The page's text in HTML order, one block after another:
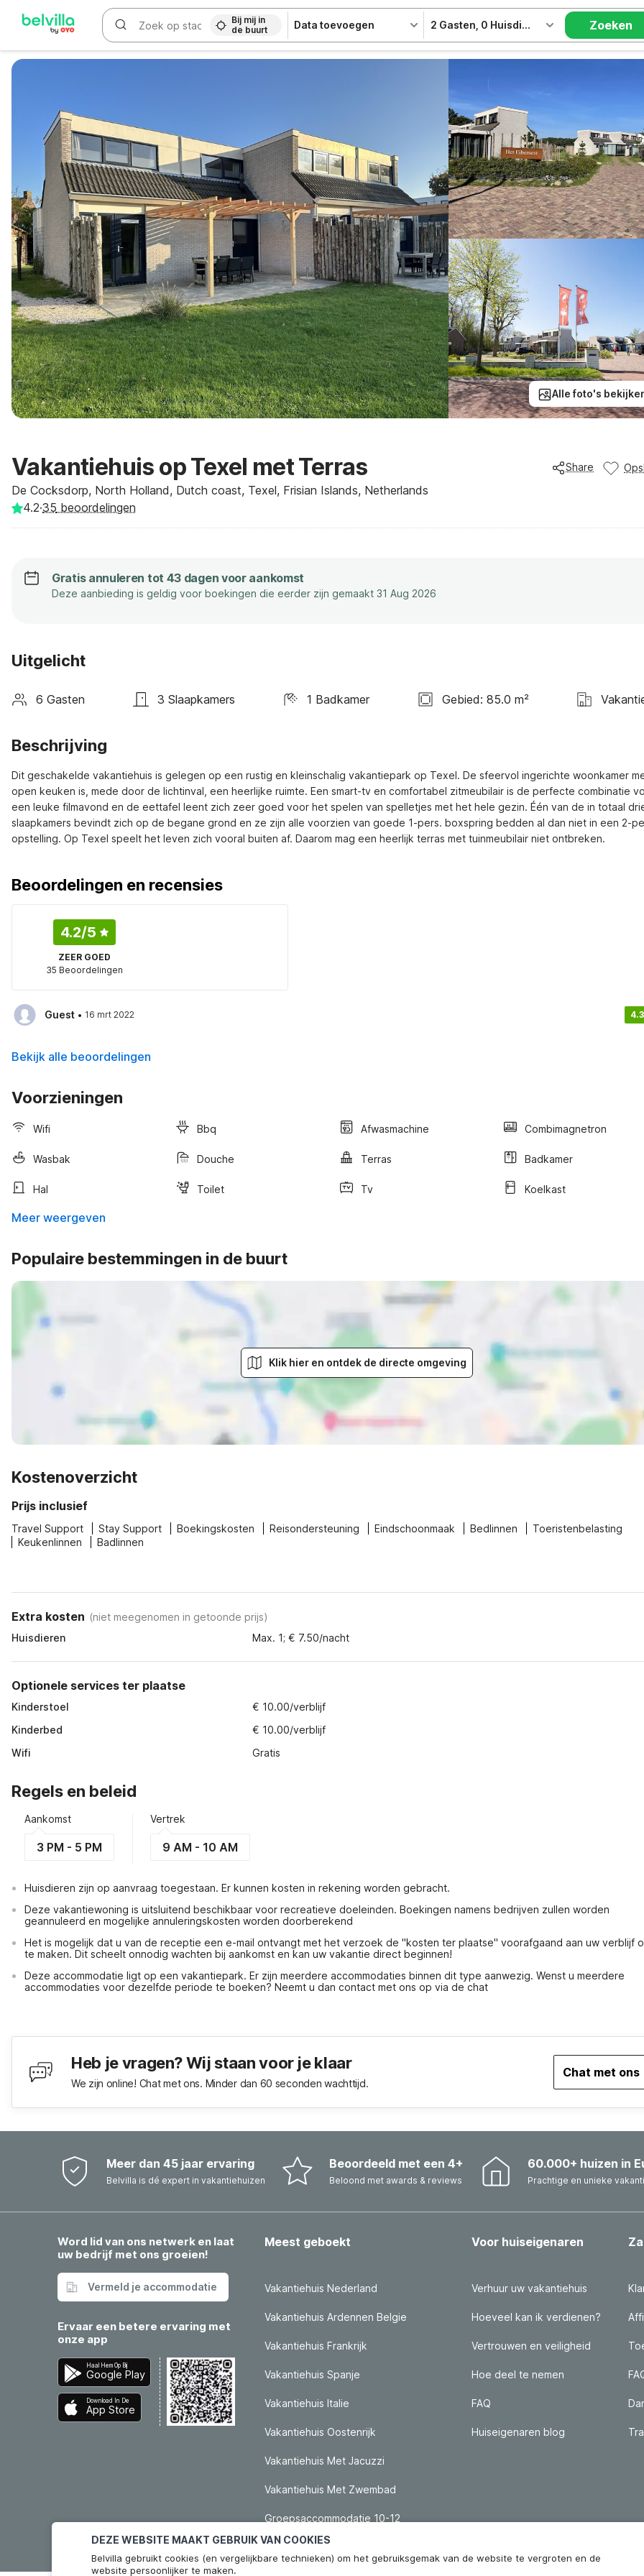
DEZE WEBSITE MAAKT GEBRUIK VAN COOKIES
Belvilla gebruikt cookies (en vergelijkbare technieken) om het gebruiksgemak van de website te vergroten en de
website persoonlijker te maken.
Bij mij in
de buurt
Data toevoegen 2 Gasten 0 Huisdieren Zoeken
Alle foto's
Vakantiehuis op Texel met Terras
De Cocksdorp, North Holland, Dutch coast, Texel, Frisian Islands, Netherlands
Share
4.2·35 beoordelingen
Gratis annuleren tot 43 dagen voor aankomst
Deze aanbieding is geldig voor boekingen die eerder zijn gemaakt 31 Aug 2026
Uitgelicht
6 Gasten 3 Slaapkamers 1 Badkamer Gebied: 85.0 m²
Beschrijving
Dit geschakelde vakantiehuis is gelegen op een rustig en kleinschalig vakantiepark op Texel. De sfeervol ingerichte woonkamer
open keuken is, mede door de lichtinval, een heerlijke ruimte. Een smart-tv en comfortabel zitmeubilair is de perfecte combinatie
een leuke filmavond en de eettafel leent zich zeer goed voor het spelen van spelletjes met het hele gezin. Één van de in totaal
slaapkamers bevindt zich op de begane grond en ze zijn alle voorzien van goede 1-pers. boxspring bedden al dan niet in een 2-
opstelling. Op Texel speelt het leven zich vooral buiten af. Daarom mag een heerlijk terras met tuinmeubilair niet ontbreken.
Beoordelingen en recensies
4.2/5
ZEER GOED
35 Beoordelingen
Guest · 16 mrt 2022 4.3
Bekijk alle beoordelingen
Voorzieningen
Wifi Bbq Afwasmachine Combimagnetron
Wasbak Douche Terras Badkamer
Hal Toilet Tv Koelkast
Meer weergeven
Populaire bestemmingen in de buurt
Klik hier en ontdek de directe omgeving
Kostenoverzicht
Prijs inclusief
Travel Support Stay Support Boekingskosten Reisondersteuning Eindschoonmaak Bedlinnen
Toeristenbelasting
Keukenlinnen
Badlinnen
Extra kosten (niet meegenomen in getoonde prijs)
Huisdieren
Max. 1; € 7.50/nacht
Optionele services ter plaatse
Kinderstoel
€ 10.00/verblijf
Kinderbed
€ 10.00/verblijf
Wifi
Gratis
Regels en beleid
Aankomst
3 PM - 5 PM
Vertrek
9 AM - 10 AM
Huisdieren zijn op aanvraag toegestaan. Er kunnen kosten in rekening worden gebracht.
Deze vakantiewoning is uitsluitend beschikbaar voor recreatieve doeleinden. Boekingen namens bedrijven zullen worden
geannuleerd en mogelijke annuleringskosten worden doorberekend
Het is mogelijk dat u van de receptie een e-mail ontvangt met het verzoek de "kosten ter plaatse" voorafgaand aan uw verblijf
te maken. Dit scheelt onnodig wachten bij aankomst en kan uw vakantie direct beginnen!
Deze accommodatie ligt op een vakantiepark. Er zijn meerdere accommodaties binnen dit type aanwezig. Wenst u meerdere
accommodaties voor dezelfde periode te boeken? Neemt u dan contact met ons op via de chat
Heb je vragen? Wij staan voor je klaar
We zijn online! Chat met ons. Minder dan 60 seconden wachttijd.
Chat met ons
Meer dan 45 jaar ervaring
Belvilla is dé expert in vakantiehuizen
Beoordeeld met een 4+
Beloond met awards & reviews
60.000+ huizen in
Prachtige en unieke
Word lid van ons netwerk en laat
uw bedrijf met ons groeien!
Vermeld je accommodatie
Ervaar een betere ervaring met
onze app
Haal Hem Op Bij
Google Play
Download In De
App Store
Meest geboekt
Vakantiehuis Nederland
Vakantiehuis Ardennen Belgie
Vakantiehuis Frankrijk
Vakantiehuis Spanje
Vakantiehuis Italie
Vakantiehuis Oostenrijk
Vakantiehuis Met Jacuzzi
Vakantiehuis Met Zwembad
Groepsaccommodatie 10-12
Personen
Voor huiseigenaren
Verhuur uw vakantiehuis
Hoeveel kan ik verdienen?
Vertrouwen en veiligheid
Hoe deel te nemen
FAQ
Huiseigenaren blog